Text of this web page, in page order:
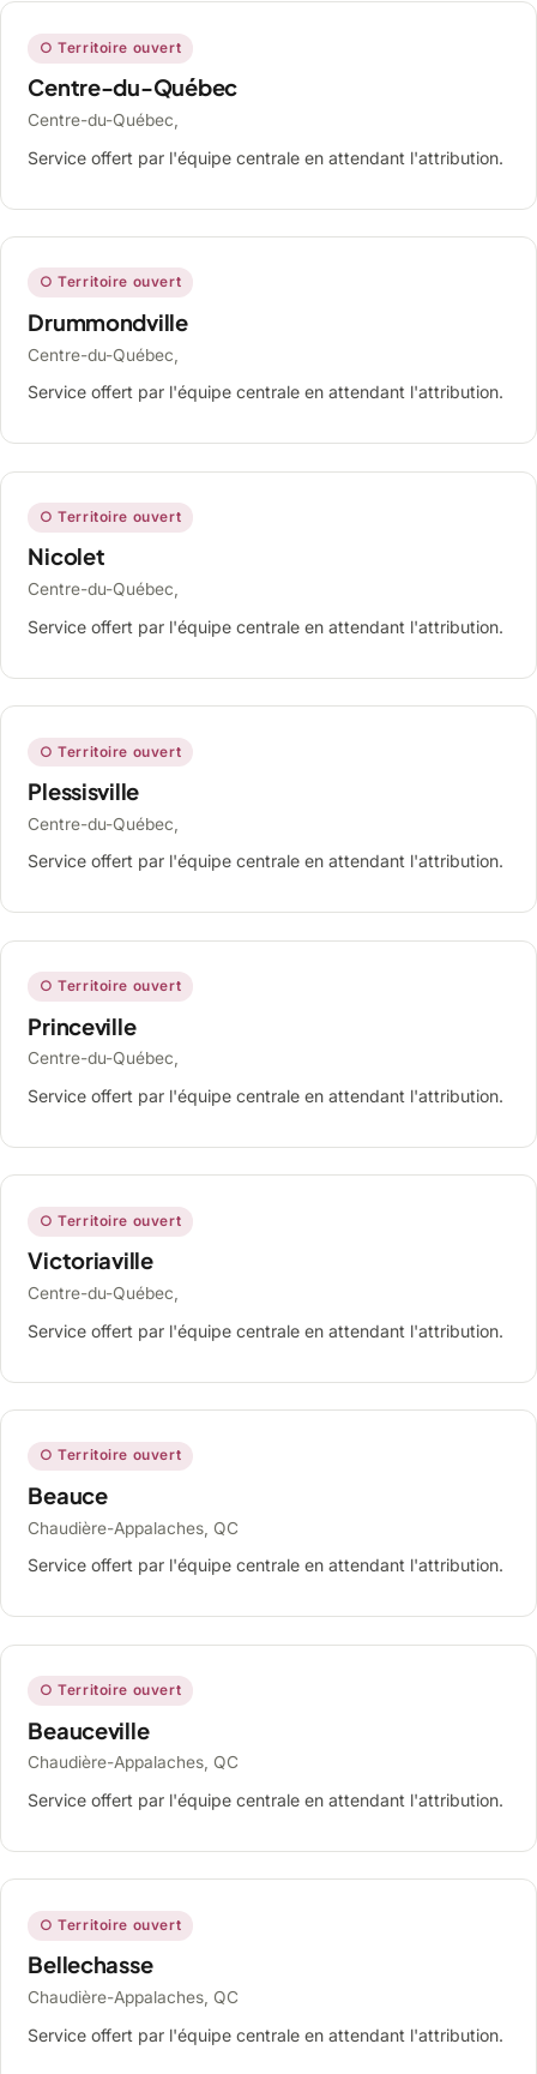
○ Territoire ouvert
Centre-du-Québec
Centre-du-Québec,
Service offert par l'équipe centrale en attendant l'attribution.
○ Territoire ouvert
Drummondville
Centre-du-Québec,
Service offert par l'équipe centrale en attendant l'attribution.
○ Territoire ouvert
Nicolet
Centre-du-Québec,
Service offert par l'équipe centrale en attendant l'attribution.
○ Territoire ouvert
Plessisville
Centre-du-Québec,
Service offert par l'équipe centrale en attendant l'attribution.
○ Territoire ouvert
Princeville
Centre-du-Québec,
Service offert par l'équipe centrale en attendant l'attribution.
○ Territoire ouvert
Victoriaville
Centre-du-Québec,
Service offert par l'équipe centrale en attendant l'attribution.
○ Territoire ouvert
Beauce
Chaudière-Appalaches, QC
Service offert par l'équipe centrale en attendant l'attribution.
○ Territoire ouvert
Beauceville
Chaudière-Appalaches, QC
Service offert par l'équipe centrale en attendant l'attribution.
○ Territoire ouvert
Bellechasse
Chaudière-Appalaches, QC
Service offert par l'équipe centrale en attendant l'attribution.